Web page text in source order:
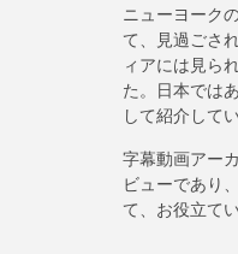
ニューヨーク
て、見過ごさ
ィアには見ら
た。日本では
して紹介して
字幕動画アー
ビューであり
て、お役立て